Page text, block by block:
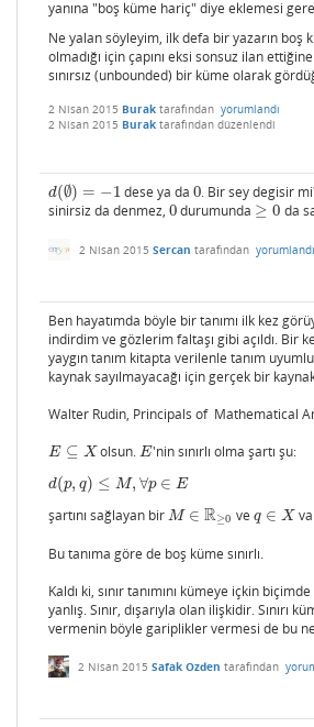
yanına "boş küme hariç" diye eklemesi
Ne yalan söyleyim, ilk defa bir yazarın boş
olmadığı için çapını eksi sonsuz ilan
sınırsız (unbounded) bir küme olarak
2 Nisan 2015 Burak tarafından yorumlandı
2 Nisan 2015 Burak tarafından düzenlendi
d(∅) = −1
d(∅)= −1 dese ya da0
0. Bir sey degisir
sinirsiz da denmez, 0
0durumunda ≥ 0
≥0 da
2 Nisan 2015 Sercan tarafından yorumlandı
Ben hayatımda böyle bir tanımı ilk kez
indirdim ve gözlerim faltaşı gibi açıldı. Bir
yaygın tanım kitapta verilenle tanım
kaynak sayılmayacağı için gerçek bir
Walter Rudin, Principals of Mathematical
E ⊆ X
E⊆ X olsun.E
E 'nin sınırlı olma şartı şu:
d(p, q) ≤ M, ∀p ∈ E
d(p, q)≤ M,∀ p∈ E
şartını sağlayan bir M ∈ R≥0
M∈R ≥0 ve q ∈ X
q∈X
Bu tanıma göre de boş küme sınırlı.
Kaldı ki, sınır tanımını kümeye içkin
yanlış. Sınır, dışarıyla olan ilişkidir. Sınırı
vermenin böyle gariplikler vermesi de bu
2 Nisan 2015 Safak Ozden tarafından